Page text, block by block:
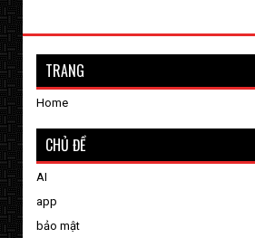
TRANG
Home
CHỦ ĐỀ
AI
app
bảo mật